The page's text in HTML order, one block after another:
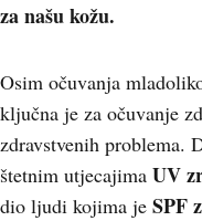
za našu kožu.
Osim očuvanja
ključna je za očuvanje
zdravstvenih problema.
štetnim utjecajima UV
dio ljudi kojima je SPF